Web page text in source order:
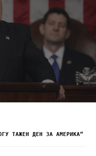
ТАЖЕН ДЕН ЗА АМЕРИКА“